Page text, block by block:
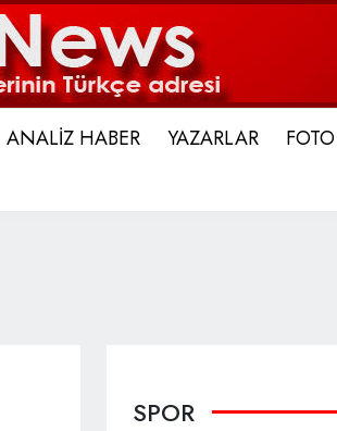
ANALİZ HABER YAZARLAR FOTO
SPOR